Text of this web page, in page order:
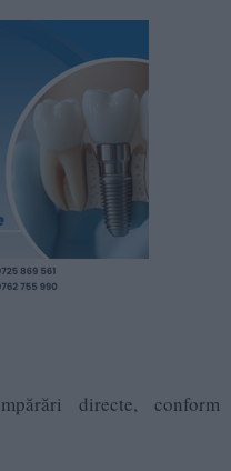
directe, conform